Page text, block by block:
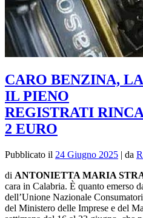
CARO BENZINA,
IL PIENO
REGISTRATI
2 EURO
Pubblicato il 24 Giugno 2025 | da
di ANTONIETTA MARIA
cara in Calabria. È quanto emerso
dell’Unione Nazionale
del Ministero delle Imprese e del